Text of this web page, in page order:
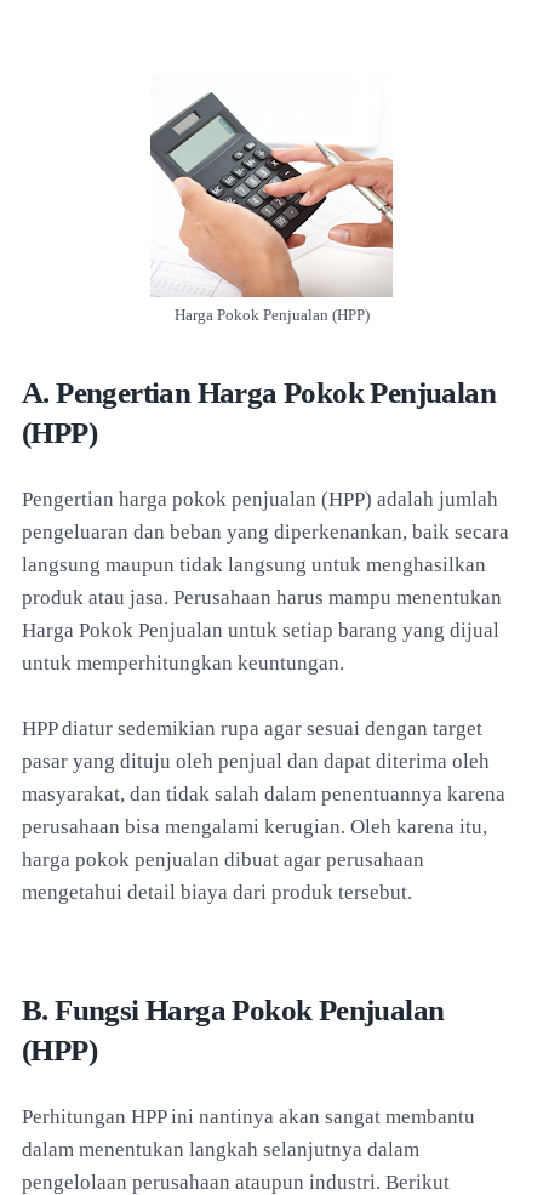
Harga Pokok Penjualan (HPP)
A. Pengertian Harga Pokok Penjualan
(HPP)
Pengertian harga pokok penjualan (HPP) adalah jumlah
pengeluaran dan beban yang diperkenankan, baik secara
langsung maupun tidak langsung untuk menghasilkan
produk atau jasa. Perusahaan harus mampu menentukan
Harga Pokok Penjualan untuk setiap barang yang dijual
untuk memperhitungkan keuntungan.
HPP diatur sedemikian rupa agar sesuai dengan target
pasar yang dituju oleh penjual dan dapat diterima oleh
masyarakat, dan tidak salah dalam penentuannya karena
perusahaan bisa mengalami kerugian. Oleh karena itu,
harga pokok penjualan dibuat agar perusahaan
mengetahui detail biaya dari produk tersebut.
B. Fungsi Harga Pokok Penjualan
(HPP)
Perhitungan HPP ini nantinya akan sangat membantu
dalam menentukan langkah selanjutnya dalam
pengelolaan perusahaan ataupun industri. Berikut